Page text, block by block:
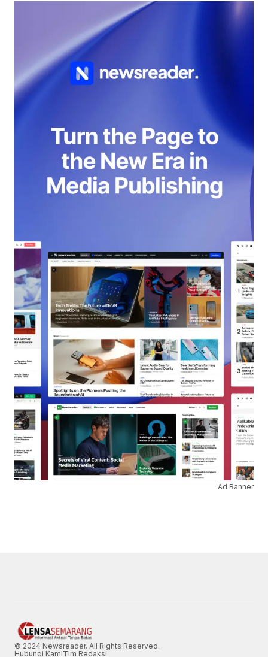
Ad Banner
© 2024 Newsreader. All Rights Reserved.
Hubungi KamiTim Redaksi